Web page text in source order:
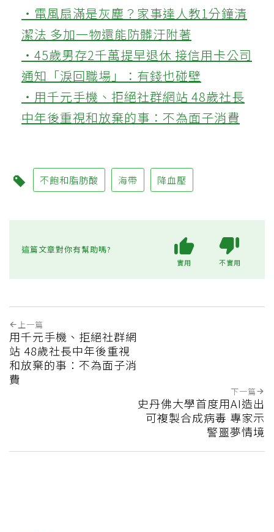
‧電風扇滿是灰塵？家事達人教1分鐘清
潔法 多加一物還能防髒汙附著
‧45歲男存2千萬提早退休 接信用卡公司
通知「淚回職場」：有錢也碰壁
‧用千元手機、拒絕社群網站 48歲社長
中年後重視和放棄的事：不為面子消費
不飽和脂肪酸 海帶 降血壓
這篇文章對你有幫助嗎?
實用 不實用
上一篇
用千元手機、拒絕社群網
站 48歲社長中年後重視
和放棄的事：不為面子消
費
下一篇
史丹佛大學首度用AI造出
可複製合成病毒 專家示
警噩夢情境